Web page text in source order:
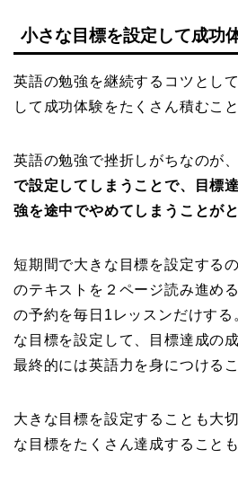
小さな目標を設定して成功
英語の勉強を継続するコツとし
して成功体験をたくさん積むこ
英語の勉強で挫折しがちなのが、
で設定してしまうことで、目標
強を途中でやめてしまうことが
短期間で大きな目標を設定する
のテキストを２ページ読み進め
の予約を毎日1レッスンだけする
な目標を設定して、目標達成の
最終的には英語力を身につける
大きな目標を設定することも大
な目標をたくさん達成すること